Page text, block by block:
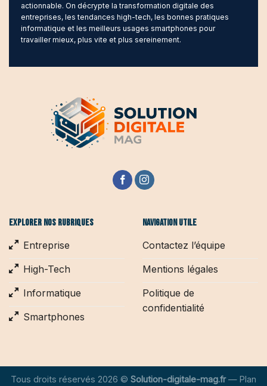
actionnable. On décrypte la transformation digitale des
entreprises, les tendances high-tech, les bonnes pratiques
informatique et les meilleurs usages smartphones pour
travailler mieux, plus vite et plus sereinement.
Explorer nos rubriques
Entreprise
High-Tech
Informatique
Smartphones
Navigation utile
Contactez l’équipe
Mentions légales
Politique de
confidentialité
Tous droits réservés 2026 © Solution-digitale-mag.fr— Plan